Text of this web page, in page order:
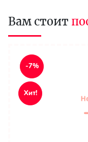
Вам стоит
-7%
Хит!